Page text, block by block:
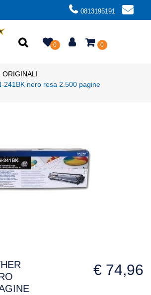
0813195191
0 0
ORIGINALI
241BK nero resa 2.500 pagine
€ 74,96